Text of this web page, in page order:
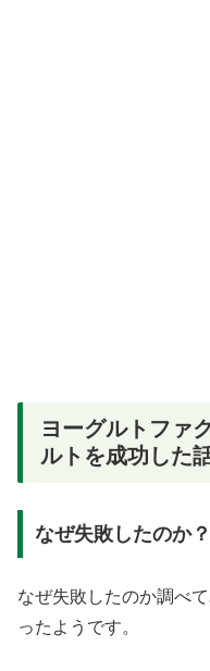
ヨーグルトファ
ルトを成功した
なぜ失敗したのか？
なぜ失敗したのか調べ
ったようです。